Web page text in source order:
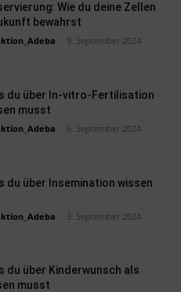
Wie du deine Zellen
bewahrst
9. September 2024
du über In-vitro-Fertilisation
musst
6. September 2024
du über Insemination wissen
3. September 2024
du über Kinderwunsch als
musst